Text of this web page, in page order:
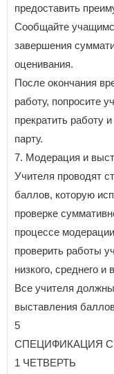
предоставить
Сообщайте
завершения
оценивания.
После окончания
работу, попросите
прекратить работу
парту.
7. Модерация и
Учителя проводят
баллов, которую
проверке
процессе
проверить работы
низкого, среднего и
Все учителя
выставления
5
СПЕЦИФИКАЦИЯ
1 ЧЕТВЕРТЬ